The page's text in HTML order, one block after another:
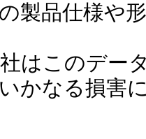
製品仕様や
はこのデー
かなる損害